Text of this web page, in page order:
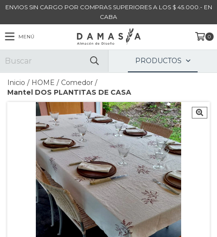
ENVIOS SIN CARGO POR COMPRAS SUPERIORES A LOS $ 45.000.- EN
CABA
MENÚ 0
PRODUCTOS
Inicio / HOME / Comedor /
Mantel DOS PLANTITAS DE CASA